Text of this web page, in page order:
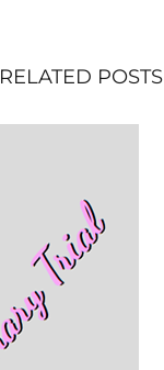
RELATED POSTS